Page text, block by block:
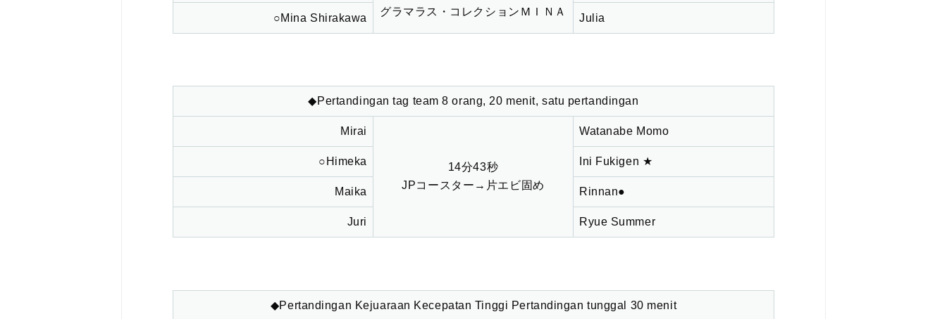
グラマラス・コレクションＭＩＮＡ
○Mina Shirakawa Julia
◆Pertandingan tag team 8 orang, 20 menit, satu pertandingan
Mirai
14分43秒
JPコースター→片エビ固め
Watanabe Momo
○Himeka Ini Fukigen ★
Maika Rinnan●
Juri Ryue Summer
◆Pertandingan Kejuaraan Kecepatan Tinggi ​​Pertandingan tunggal 30 menit